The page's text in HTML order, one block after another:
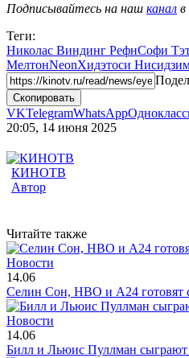
Подписывайтесь на наш канал в
Теги:
Николас Виндинг РефнСофи
МелтонNeonХидэтоси
Скопировать
VKTelegramWhatsApp
20:05, 14 июня 2025
КИНОТВ
Автор
Читайте также
Новости
14.06
Селин Сон, HBO и A24 готовят
Новости
14.06
Билл и Льюис Пуллман сыграют